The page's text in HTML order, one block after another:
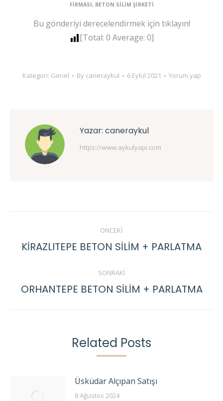
FİRMASI, BETON SİLİM ŞİRKETİ
Bu gönderiyi derecelendirmek için tıklayın!
[Total: 0 Average: 0]
Kategori: Genel By caneraykul 6 Eylül 2021 Yorum yap
Yazar: caneraykul
https://www.aykulyapi.com
navigation
ÖNCEKI
Previous
KİRAZLITEPE BETON SİLİM + PARLATMA
SONRAKI
Next
ORHANTEPE BETON SİLİM + PARLATMA
Related Posts
Üsküdar Alçıpan Satışı
8 Ağustos 2024